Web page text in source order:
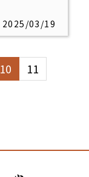
2025/03/19
10
11